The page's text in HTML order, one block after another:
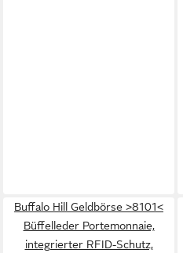
Buffalo Hill Geldbörse >8101<
Büffelleder Portemonnaie,
integrierter RFID-Schutz,